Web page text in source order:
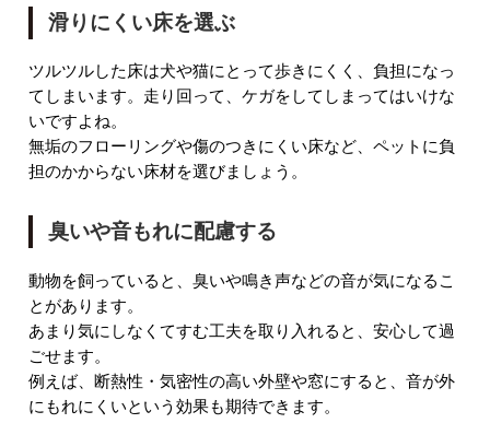
滑りにくい床を選ぶ
ツルツルした床は犬や猫にとって歩きにくく、負担になっ
てしまいます。走り回って、ケガをしてしまってはいけな
いですよね。
無垢のフローリングや傷のつきにくい床など、ペットに負
担のかからない床材を選びましょう。
臭いや音もれに配慮する
動物を飼っていると、臭いや鳴き声などの音が気になるこ
とがあります。
あまり気にしなくてすむ工夫を取り入れると、安心して過
ごせます。
例えば、断熱性・気密性の高い外壁や窓にすると、音が外
にもれにくいという効果も期待できます。